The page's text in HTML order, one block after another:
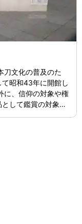
刀文化の普及のた
昭和43年に開館し
して鑑賞の対象に